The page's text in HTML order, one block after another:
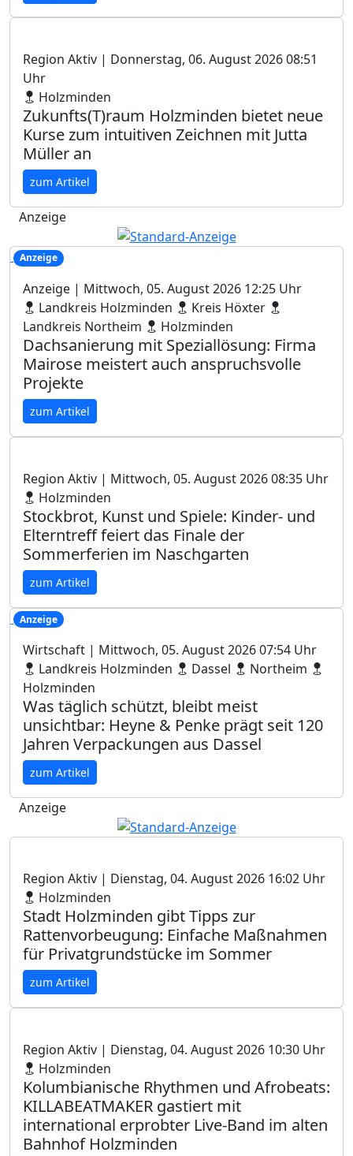
Region Aktiv | Donnerstag, 06. August 2026 08:51
Uhr
Holzminden
Zukunfts(T)raum Holzminden bietet neue
Kurse zum intuitiven Zeichnen mit Jutta
Müller an
zum Artikel
Anzeige
Anzeige
Anzeige | Mittwoch, 05. August 2026 12:25 Uhr
Landkreis Holzminden
Kreis Höxter
Landkreis Northeim
Holzminden
Dachsanierung mit Speziallösung: Firma
Mairose meistert auch anspruchsvolle
Projekte
zum Artikel
Region Aktiv | Mittwoch, 05. August 2026 08:35 Uhr
Holzminden
Stockbrot, Kunst und Spiele: Kinder- und
Elterntreff feiert das Finale der
Sommerferien im Naschgarten
zum Artikel
Anzeige
Wirtschaft | Mittwoch, 05. August 2026 07:54 Uhr
Landkreis Holzminden
Dassel
Northeim
Holzminden
Was täglich schützt, bleibt meist
unsichtbar: Heyne & Penke prägt seit 120
Jahren Verpackungen aus Dassel
zum Artikel
Anzeige
Region Aktiv | Dienstag, 04. August 2026 16:02 Uhr
Holzminden
Stadt Holzminden gibt Tipps zur
Rattenvorbeugung: Einfache Maßnahmen
für Privatgrundstücke im Sommer
zum Artikel
Region Aktiv | Dienstag, 04. August 2026 10:30 Uhr
Holzminden
Kolumbianische Rhythmen und Afrobeats:
KILLABEATMAKER gastiert mit
international erprobter Live-Band im alten
Bahnhof Holzminden